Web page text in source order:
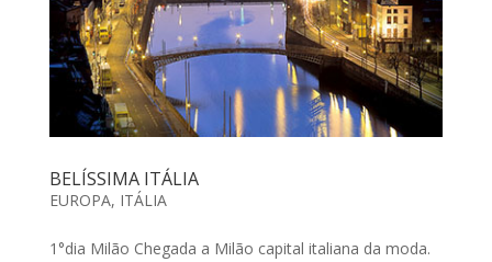
BELÍSSIMA ITÁLIA
EUROPA, ITÁLIA
1°dia Milão Chegada a Milão capital italiana da moda.